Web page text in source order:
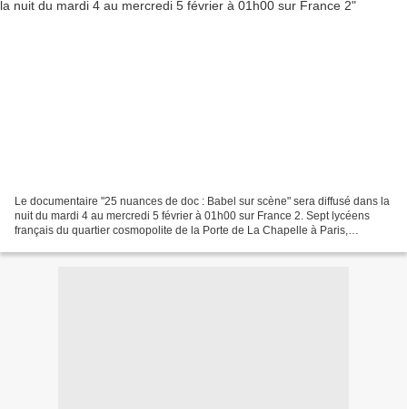
Le documentaire "25 nuances de doc : Babel sur scène" sera diffusé dans la
nuit du mardi 4 au mercredi 5 février à 01h00 sur France 2. Sept lycéens
français du quartier cosmopolite de la Porte de La Chapelle à Paris,